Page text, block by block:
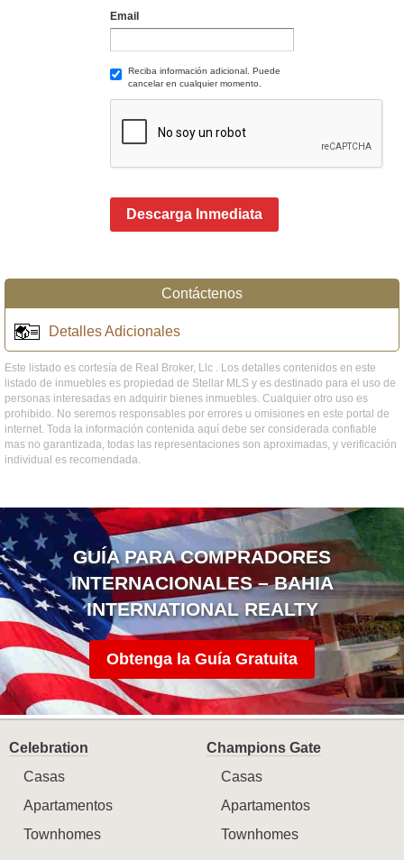
Email
Reciba información adicional. Puede
cancelar en cualquier momento.
Descarga Inmediata
Contáctenos
Detalles Adicionales
Este listado es cortesía de Real Broker, Llc . Los detalles contenidos en este
listado de inmuebles es propiedad de Stellar MLS y es destinado para el uso de
personas interesadas en adquirir bienes inmuebles. Cualquier otro uso es
prohibido. No seremos responsables por errores u omisiones en este portal de
internet. Toda la información contenida aquí debe ser considerada confiable
mas no garantizada, todas las representaciones son aproximadas, y verificación
individual es recomendada.
GUÍA PARA COMPRADORES
INTERNACIONALES – BAHIA
INTERNATIONAL REALTY
Obtenga la Guía Gratuita
Celebration
Casas
Apartamentos
Townhomes
Champions Gate
Casas
Apartamentos
Townhomes